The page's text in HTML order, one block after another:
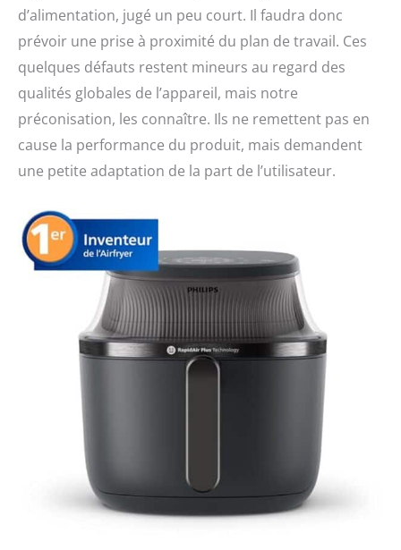
d’alimentation, jugé un peu court. Il faudra donc
prévoir une prise à proximité du plan de travail. Ces
quelques défauts restent mineurs au regard des
qualités globales de l’appareil, mais notre
préconisation, les connaître. Ils ne remettent pas en
cause la performance du produit, mais demandent
une petite adaptation de la part de l’utilisateur.